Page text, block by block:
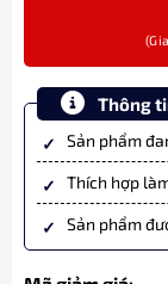
Thông
Sản phẩm
Thích hợp
Sản phẩm